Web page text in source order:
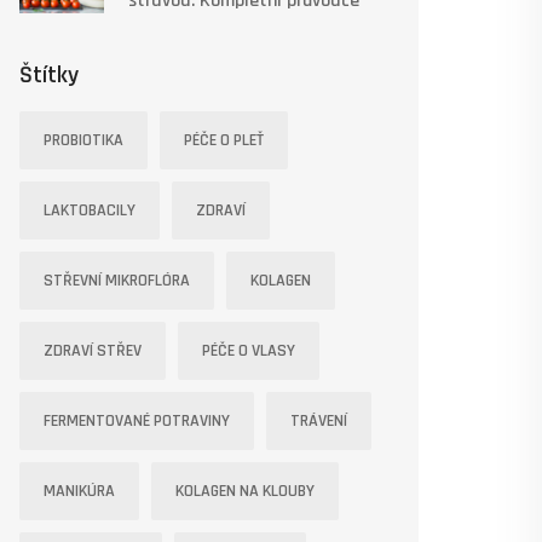
Štítky
PROBIOTIKA PÉČE O PLEŤ
LAKTOBACILY ZDRAVÍ
STŘEVNÍ MIKROFLÓRA KOLAGEN
ZDRAVÍ STŘEV PÉČE O VLASY
FERMENTOVANÉ POTRAVINY TRÁVENÍ
MANIKÚRA KOLAGEN NA KLOUBY